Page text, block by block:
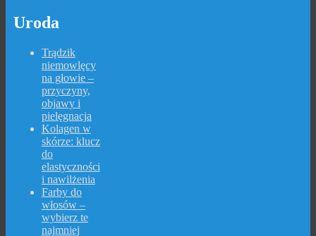
Uroda
Trądzik
niemowlęcy
na głowie –
przyczyny,
objawy i
pielęgnacja
Kolagen w
skórze: klucz
do
elastyczności
i nawilżenia
Farby do
włosów –
wybierz te
najmniej